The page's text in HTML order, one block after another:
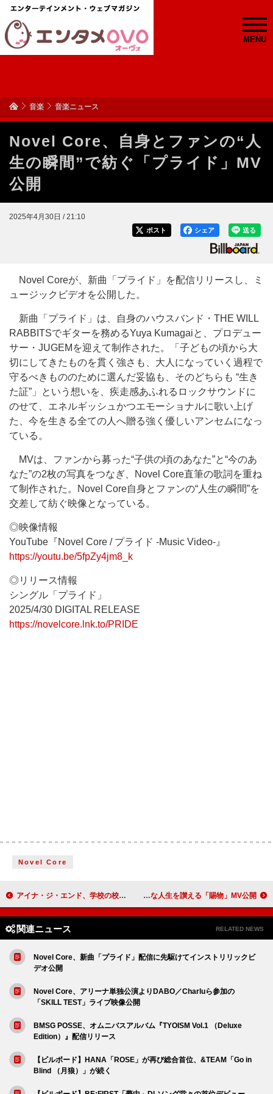
MENU
音楽 音楽ニュース
Novel Core、自身とファンの“人
生の瞬間”で紡ぐ「プライド」MV
公開
2025年4月30日 / 21:10
送る
シェア
ポスト
Novel Coreが、新曲「プライド」を配信リリースし、ミ
ュージックビデオを公開した。
新曲「プライド」は、自身のハウスバンド・THE WILL
RABBITSでギターを務めるYuya Kumagaiと、プロデュー
サー・JUGEMを迎えて制作された。「子どもの頃から大
切にしてきたものを貫く強さも、大人になっていく過程で
守るべきもののために選んだ妥協も、そのどちらも “生き
た証”」という想いを、疾走感あふれるロックサウンドに
のせて、エネルギッシュかつエモーショナルに歌い上げ
た、今を生きる全ての人へ贈る強く優しいアンセムになっ
ている。
MVは、ファンから募った“子供の頃のあなた”と“今のあ
なた”の2枚の写真をつなぎ、Novel Core直筆の歌詞を重ね
て制作された。Novel Core自身とファンの“人生の瞬間”を
交差して紡ぐ映像となっている。
◎映像情報
YouTube『Novel Core / プライド -Music Video-』
https://youtu.be/5fpZy4jm8_k
◎リリース情報
シングル「プライド」
2025/4/30 DIGITAL RELEASE
https://novelcore.lnk.to/PRIDE
Novel Core
アイナ・ジ・エンド、学校の校舎が舞台「Aria」MV公開 RADWIMPS、“美しき僕たちの無様”な人生を讃える「賜物」MV公開
関連ニュース RELATED NEWS
Novel Core、新曲「プライド」配信に先駆けてインストリリックビ
デオ公開
Novel Core、アリーナ単独公演よりDABO／Charluら参加の
「SKILL TEST」ライブ映像公開
BMSG POSSE、オムニバスアルバム『TYOISM Vol.1 （Deluxe
Edition）』配信リリース
【ビルボード】HANA「ROSE」が再び総合首位、&TEAM「Go in
Blind （月狼）」が続く